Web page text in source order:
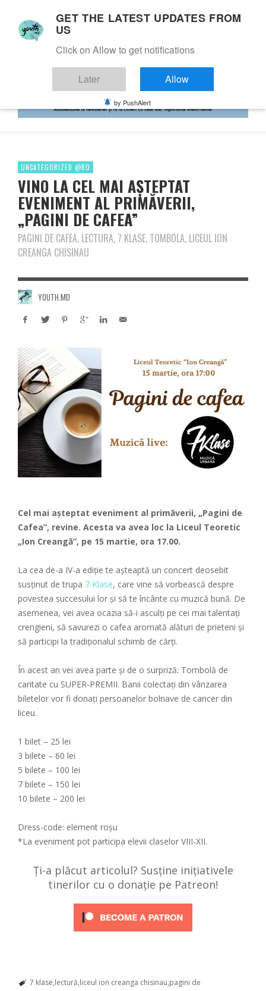
UNCATEGORIZED @RO
VINO LA CEL MAI AȘTEPTAT
EVENIMENT AL PRIMĂVERII,
„PAGINI DE CAFEA”
PAGINI DE CAFEA, LECTURA, 7 KLASE, TOMBOLA, LICEUL ION
CREANGA CHISINAU
YOUTH.MD
Cel mai așteptat eveniment al primăverii, „Pagini de
Cafea”, revine. Acesta va avea loc la Liceul Teoretic
„Ion Creangă”, pe 15 martie, ora 17.00.
La cea de-a IV-a ediție te așteaptă un concert deosebit
susținut de trupa 7 Klase, care vine să vorbească despre
povestea succesului lor și să te încânte cu muzică bună. De
asemenea, vei avea ocazia să-i asculți pe cei mai talentați
crengieni, să savurezi o cafea aromată alături de prieteni și
să participi la tradiționalul schimb de cărți.
În acest an vei avea parte și de o surpriză: Tombolă de
caritate cu SUPER-PREMII. Banii colectați din vânzarea
biletelor vor fi donați persoanelor bolnave de cancer din
liceu.
1 bilet – 25 lei
3 bilete – 60 lei
5 bilete – 100 lei
7 bilete – 150 lei
10 bilete – 200 lei
Dress-code: element roșu
*La eveniment pot participa elevii claselor VIII-XII.
Ți-a plăcut articolul? Susține inițiativele
tinerilor cu o donație pe Patreon!
7 klase lectură liceul ion creanga chisinau pagini de
GET THE LATEST UPDATES FROM
US
Click on Allow to get notifications
Later Allow
by PushAlert